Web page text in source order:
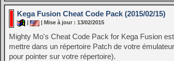
Kega Fusion Cheat Code Pack (2015/02/15)
| Mise à jour : 13/02/2015
Mighty Mo's Cheat Code Pack for Kega Fusion
mettre dans un répertoire Patch de votre
pour pointer sur votre répertoire).